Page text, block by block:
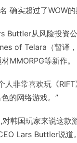
确实超过了WOW
Buttler从风险投资
of Telara（暂译，
MMORPG等新作。
非常喜欢玩《
的网络游戏。”
韩国玩家来说这款
Lars Buttler说道。